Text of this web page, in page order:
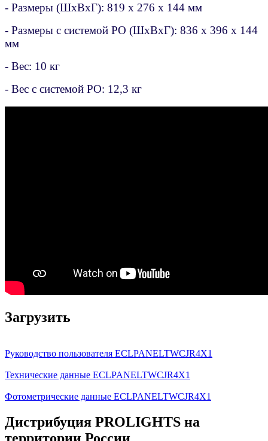
- Размеры (ШxВxГ): 819 x 276 x 144 мм
- Размеры с системой PO (ШxВxГ): 836 x 396 x 144
мм
- Вес: 10 кг
- Вес с системой PO: 12,3 кг
Загрузить
Руководство пользователя ECLPANELTWCJR4X1
Технические данные ECLPANELTWCJR4X1
Фотометрические данные ECLPANELTWCJR4X1
Дистрибуция PROLIGHTS на